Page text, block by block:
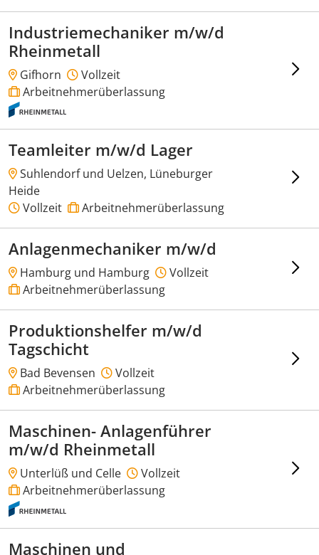
Industriemechaniker m/w/d
Rheinmetall
Gifhorn
Vollzeit
Arbeitnehmerüberlassung
Teamleiter m/w/d Lager
Suhlendorf und Uelzen, Lüneburger
Heide
Vollzeit
Arbeitnehmerüberlassung
Anlagenmechaniker m/w/d
Hamburg und Hamburg
Vollzeit
Arbeitnehmerüberlassung
Produktionshelfer m/w/d
Tagschicht
Bad Bevensen
Vollzeit
Arbeitnehmerüberlassung
Maschinen- Anlagenführer
m/w/d Rheinmetall
Unterlüß und Celle
Vollzeit
Arbeitnehmerüberlassung
Maschinen und